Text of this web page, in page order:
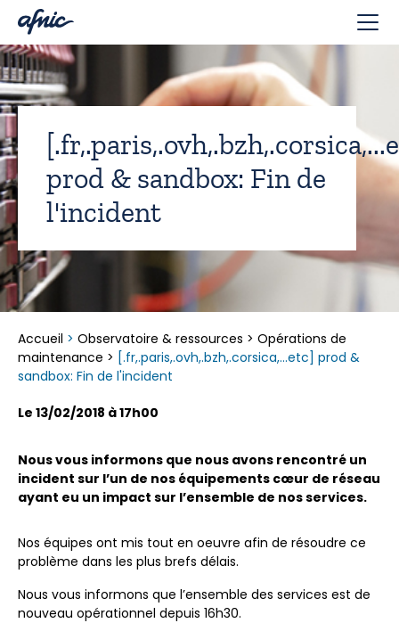
prod & sandbox: Fin de
l'incident
Accueil > Observatoire & ressources > Opérations de
maintenance > [.fr,.paris,.ovh,.bzh,.corsica,...etc] prod &
sandbox: Fin de l'incident
Le 13/02/2018 à 17h00
Nous vous informons que nous avons rencontré un
incident sur l’un de nos équipements cœur de réseau
ayant eu un impact sur l’ensemble de nos services.
Nos équipes ont mis tout en oeuvre afin de résoudre ce
problème dans les plus brefs délais.
Nous vous informons que l’ensemble des services est de
nouveau opérationnel depuis 16h30.
Panneau de gestion des cookies